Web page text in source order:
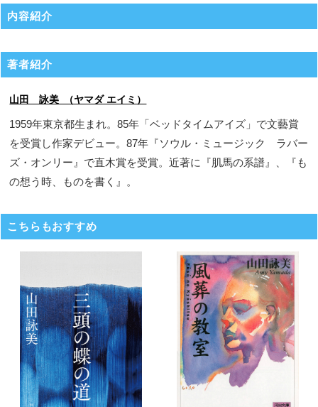
内容紹介
著者紹介
山田 詠美 （ヤマダ エイミ）
1959年東京都生まれ。85年「ベッドタイムアイズ」で文藝賞
を受賞し作家デビュー。87年『ソウル・ミュージック ラバー
ズ・オンリー』で直木賞を受賞。近著に『肌馬の系譜』、『も
の想う時、ものを書く』。
こちらもおすすめ